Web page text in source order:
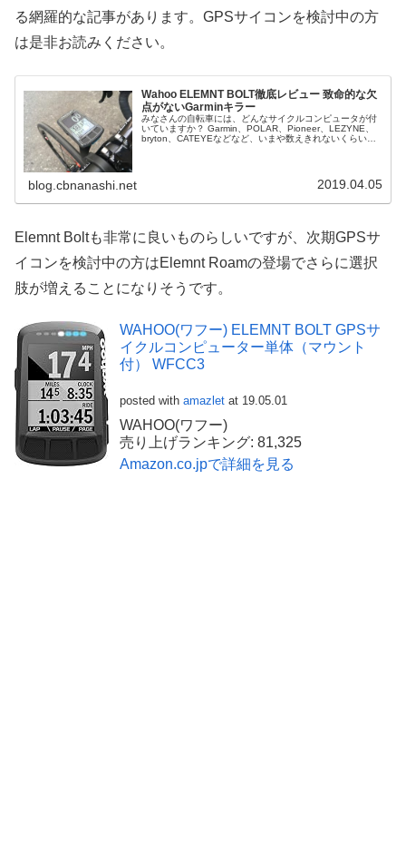
る網羅的な記事があります。GPSサイコンを検討中の方
は是非お読みください。
Wahoo ELEMNT BOLT徹底レビュー 致命的な欠
点がないGarminキラー
みなさんの自転車には、どんなサイクルコンピュータが付
いていますか？ Garmin、POLAR、Pioneer、LEZYNE、
bryton、CATEYEなどなど、いまや数えきれないくらいの
blog.cbnanashi.net 2019.04.05
Elemnt Boltも非常に良いものらしいですが、次期GPSサ
イコンを検討中の方はElemnt Roamの登場でさらに選択
肢が増えることになりそうです。
WAHOO(ワフー) ELEMNT BOLT GPSサ
イクルコンピューター単体（マウント
付） WFCC3
posted with amazlet at 19.05.01
WAHOO(ワフー)
売り上げランキング: 81,325
Amazon.co.jpで詳細を見る